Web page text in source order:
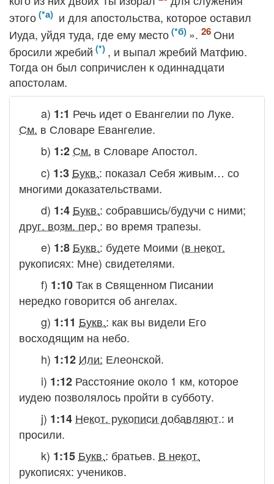
этого
и для апостольства, которое оставил
Иуда, уйдя туда, где ему место
».
Они
бросили жребий
, и выпал жребий Матфию.
Тогда он был сопричислен к одиннадцати
апостолам.
a) 1:1 Речь идет о Евангелии по Луке.
См. в Словаре Евангелие.
b) 1:2 См. в СловареАпостол.
c) 1:3 Букв.: показал Себя живым… со
многими доказательствами.
d) 1:4 Букв.: собравшись/будучи с ними;
друг. возм. пер.: во время трапезы.
e) 1:8 Букв.: будете Моими (в некот.
рукописях: Мне) свидетелями.
f) 1:10Так в Священном Писании
нередко говорится об ангелах.
g) 1:11 Букв.: как вы видели Его
восходящим на небо.
h) 1:12 Или: Елеонской.
i) 1:12 Расстояние около 1 км, которое
иудею позволялось пройти в субботу.
j) 1:14 Некот. рукописи добавляют.: и
просили.
k) 1:15 Букв.: братьев. В некот.
рукописях: учеников.